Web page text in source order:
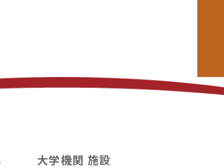
大学機関 施設